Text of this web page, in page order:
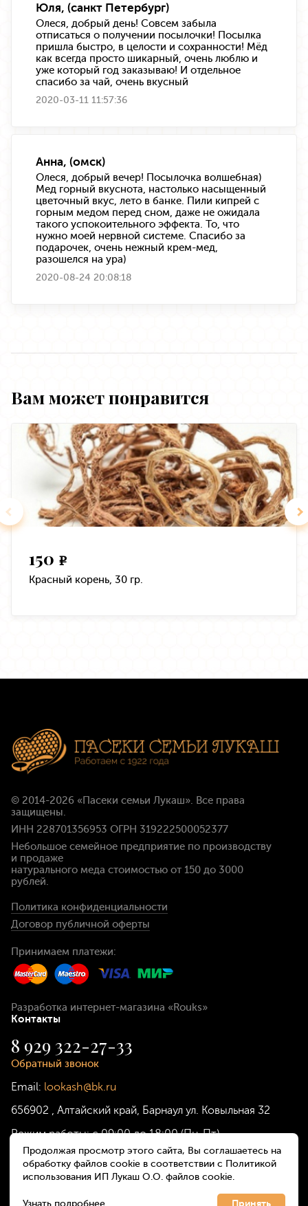
Юля, (санкт Петербург)
Олеся, добрый день! Совсем забыла
отписаться о получении посылочки! Посылка
пришла быстро, в целости и сохранности! Мёд
как всегда просто шикарный, очень люблю и
уже который год заказываю! И отдельное
спасибо за чай, очень вкусный
2020-03-11 11:57:36
Анна, (омск)
Олеся, добрый вечер! Посылочка волшебная)
Мед горный вкуснота, настолько насыщенный
цветочный вкус, лето в банке. Пили кипрей с
горным медом перед сном, даже не ожидала
такого успокоительного эффекта. То, что
нужно моей нервной системе. Спасибо за
подарочек, очень нежный крем-мед,
разошелся на ура)
2020-08-24 20:08:18
Вам может понравится
150 e
Красный корень, 30 гр.
© 2014-2026 «Пасеки семьи Лукаш». Все права
защищены.
ИНН 228701356953 ОГРН 319222500052377
Небольшое семейное предприятие по производству
и продаже
натурального меда стоимостью от 150 до 3000
рублей.
Политика конфиденциальности
Договор публичной оферты
Принимаем платежи:
Разработка интернет-магазина «Rouks»
Контакты
8 929 322-27-33
Обратный звонок
Email: lookash@bk.ru
656902 , Алтайский край, Барнаул ул. Ковыльная 32
Режим работы:с 09:00 до 18:00 (Пн-Пт)
Продолжая просмотр этого сайта, Вы соглашаетесь на
обработку файлов cookie в соответствии с Политикой
использования ИП Лукаш О.О. файлов cookie.
Узнать подробнее Принять